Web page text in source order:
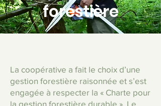
forestière
La coopérative a fait le choix d’une
gestion forestière raisonnée et s’est
engagée à respecter la « Charte pour
la gestion forestière durable ». Le